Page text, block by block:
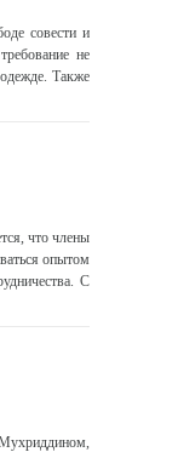
совести и
не
Также
что члены
опытом
С